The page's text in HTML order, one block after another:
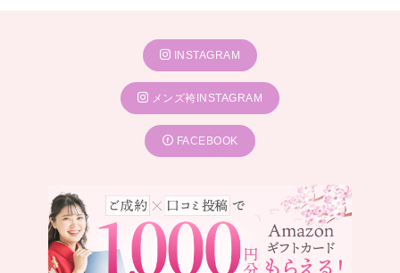
INSTAGRAM
メンズ袴INSTAGRAM
FACEBOOK